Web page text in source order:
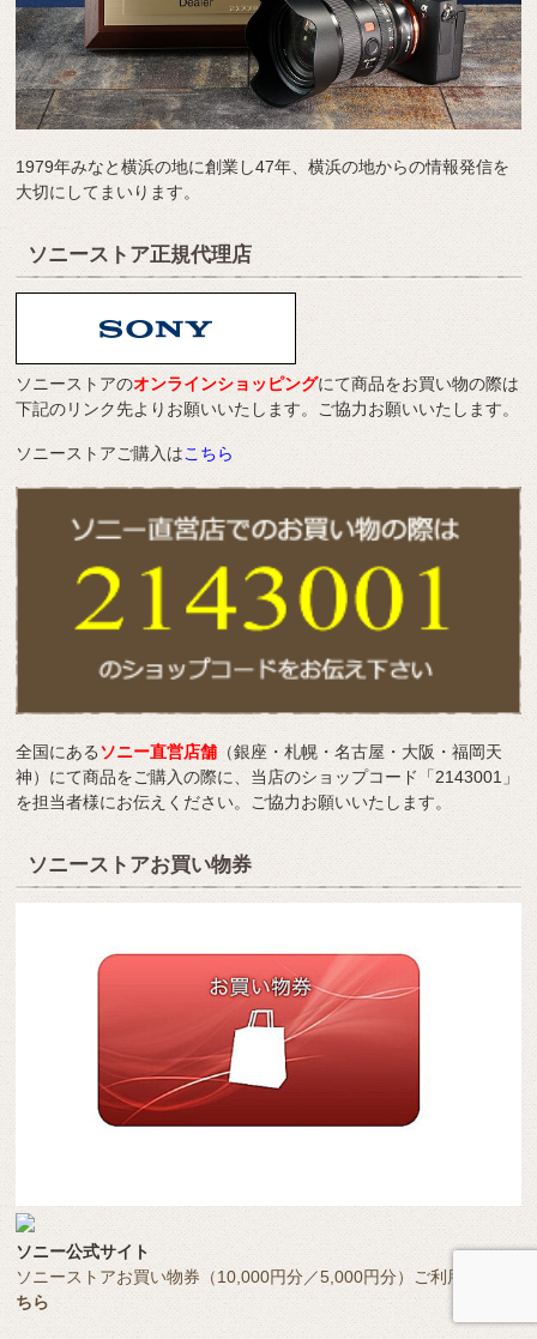
1979年みなと横浜の地に創業し47年、横浜の地からの情報発信を
大切にしてまいります。
ソニーストア正規代理店
ソニーストアのオンラインショッピングにて商品をお買い物の際は
下記のリンク先よりお願いいたします。ご協力お願いいたします。
ソニーストアご購入はこちら
全国にあるソニー直営店舗 （銀座・札幌・名古屋・大阪・福岡天
神）にて商品をご購入の際に、当店のショップコード「2143001」
を担当者様にお伝えください。ご協力お願いいたします。
ソニーストアお買い物券
ソニー公式サイト
ソニーストアお買い物券（10,000円分／5,000円分）ご利用はは
ちら